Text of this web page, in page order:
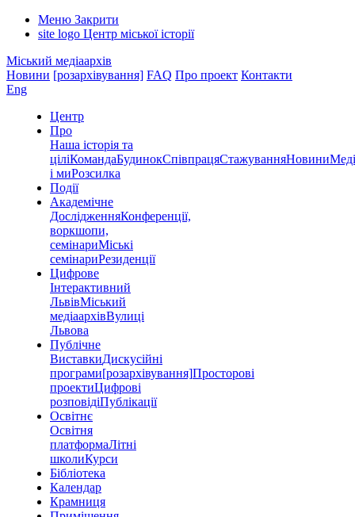
Меню Закрити
site logo Центр міської історії
Міський медіаархів
Новини [розархівування] FAQ Про проект Контакти
Eng
Центр
Про
Наша історія та
ціліКомандаБудинокСпівпрацяСтажуванняНовини
і миРозсилка
Події
Академічне
ДослідженняКонференції,
воркшопи,
семінариМіські
семінариРезиденції
Цифрове
Інтерактивний
ЛьвівМіський
медіаархівВулиці
Львова
Публічне
ВиставкиДискусійні
програми[розархівування]Просторові
проектиЦифрові
розповідіПублікації
Освітнє
Освітня
платформаЛітні
школиКурси
Бібліотека
Календар
Крамниця